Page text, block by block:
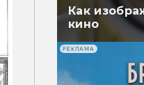
Как
кино
РЕКЛАМА